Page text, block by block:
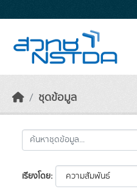
ชุดข้อมูล
เรียงโดย